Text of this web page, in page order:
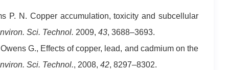
P. N. Copper accumulation, toxicity and subcellular
Sci. Technol. 2009, 43, 3688–3693.
G., Effects of copper, lead, and cadmium on the
Sci. Technol., 2008, 42, 8297–8302.